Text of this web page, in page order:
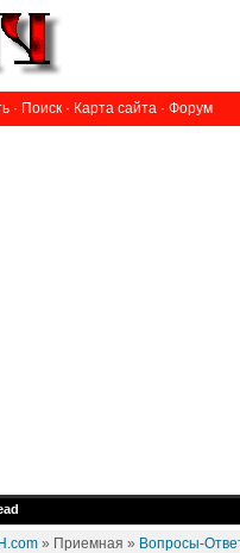
· Поиск · Карта сайта · Форум
» Приемная » Вопросы-